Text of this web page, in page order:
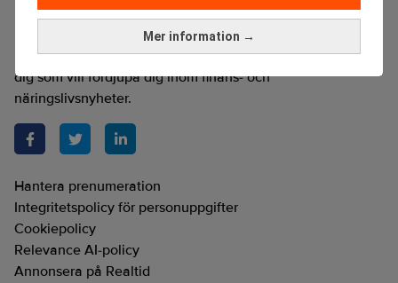
Mer information →
Realtid är en oberoende och kostnadsfri nyhetskanal för
dig som vill fördjupa dig inom finans- och
näringslivsnyheter.
Hantera prenumeration
Integritetspolicy för personuppgifter
Cookiepolicy
Relevance AI-policy
Annonsera på Realtid